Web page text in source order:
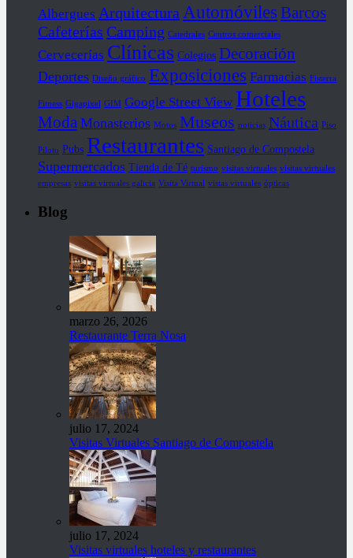
Albergues Arquitectura Automóviles Barcos
Cafeterías Camping Catedrales Centros comerciales
Cervecerías Clínicas Colegios Decoración
Deportes Diseño gráfico Exposiciones Farmacias Fisterra
Fitness Gigapixel GIM Google Street View Hoteles
Moda Monasterios Motos Museos noticias Náutica Piso
Piloto Pubs Restaurantes Santiago de Compostela
Supermercados Tienda de Té turismo visitas virtuales visitas virtuales
empresas visitas virtuales galicia Visita Virtual vistas virtuales ópticas
Blog
marzo 26, 2026
Restaurante Terra Nosa
julio 17, 2024
Visitas Virtuales Santiago de Compostela
julio 17, 2024
Visitas virtuales hoteles y restaurantes